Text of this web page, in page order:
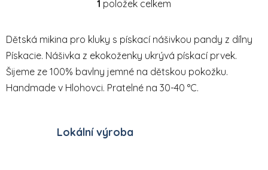
Ovládací prvky výpisu
1 položek celkem
Dětská mikina pro kluky s pískací nášivkou pandy z dílny
Pískacie. Nášivka z ekokoženky ukrývá pískací prvek.
Šijeme ze 100% bavlny jemné na dětskou pokožku.
Handmade v Hlohovci. Pratelné na 30-40 °C.
Lokální výroba